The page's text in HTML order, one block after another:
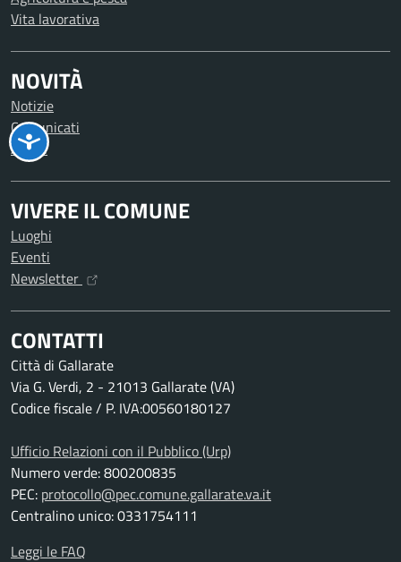
Vita lavorativa
NOVITÀ
Notizie
Comunicati
Avvisi
VIVERE IL COMUNE
Luoghi
Eventi
Newsletter
CONTATTI
Città di Gallarate
Via G. Verdi, 2 - 21013 Gallarate (VA)
Codice fiscale / P. IVA:00560180127
Ufficio Relazioni con il Pubblico (Urp)
Numero verde: 800200835
PEC: protocollo@pec.comune.gallarate.va.it
Centralino unico: 0331754111
Leggi le FAQ